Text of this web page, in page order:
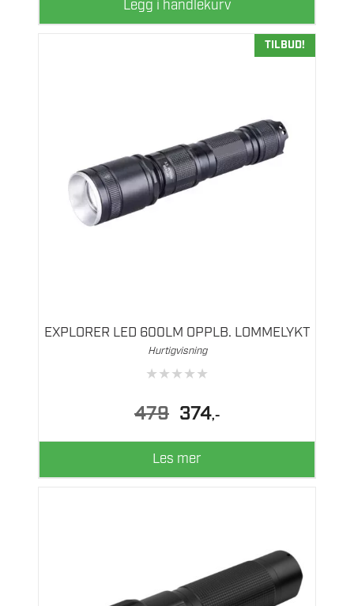
Legg i handlekurv
TILBUD!
EXPLORER LED 600LM OPPLB. LOMMELYKT
Hurtigvisning
★★★★★
479
Opprinnelig
pris
var:
479.
374pris
er:
,-
Les mer